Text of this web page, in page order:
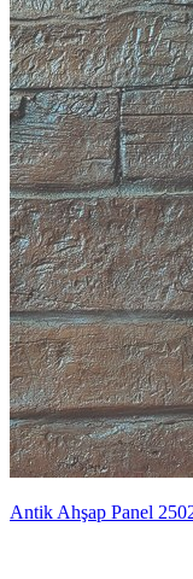
Antik Ahşap Panel